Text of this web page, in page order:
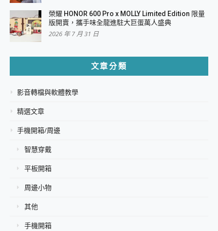
榮耀 HONOR 600 Pro x MOLLY Limited Edition 限量
版開賣，攜手味全龍進駐大巨蛋萬人盛典
2026 年 7 月 31 日
文章分類
影音轉檔與軟體教學
精選文章
手機開箱/周邊
智慧穿戴
平板開箱
周邊小物
其他
手機開箱